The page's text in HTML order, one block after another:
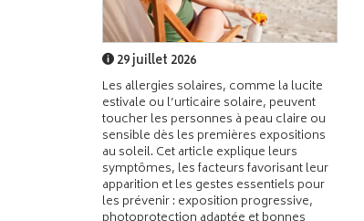
29 juillet 2026
Les allergies solaires, comme la lucite
estivale ou l’urticaire solaire, peuvent
toucher les personnes à peau claire ou
sensible dès les premières expositions
au soleil. Cet article explique leurs
symptômes, les facteurs favorisant leur
apparition et les gestes essentiels pour
les prévenir : exposition progressive,